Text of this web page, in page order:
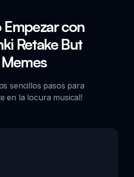
con
Retake But
Memes
sencillos pasos para
en la locura musical!